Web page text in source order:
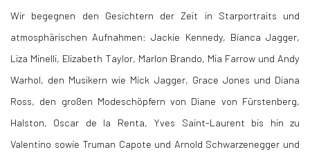
Wir begegnen den Gesichtern der Zeit in Starportraits und
atmosphärischen Aufnahmen: Jackie Kennedy, Bianca Jagger,
Liza Minelli, Elizabeth Taylor, Marlon Brando, Mia Farrow und Andy
Warhol, den Musikern wie Mick Jagger, Grace Jones und Diana
Ross, den großen Modeschöpfern von Diane von Fürstenberg,
Halston, Oscar de la Renta, Yves Saint-Laurent bis hin zu
Valentino sowie Truman Capote und Arnold Schwarzenegger und